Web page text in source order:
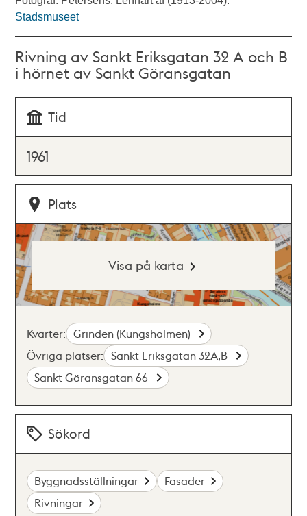
Stadsmuseet
Rivning av Sankt Eriksgatan 32 A och B
i hörnet av Sankt Göransgatan
Tid
1961
Plats
Visa på karta
Kvarter: Grinden (Kungsholmen)
Övriga platser: Sankt Eriksgatan 32A,B
Sankt Göransgatan 66
Sökord
Byggnadsställningar
Fasader
Rivningar